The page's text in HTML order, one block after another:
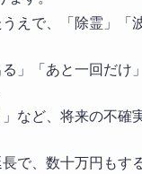
えで、「除霊」「
」「あと一回だ
」など、将来の不
で、数十万円もす